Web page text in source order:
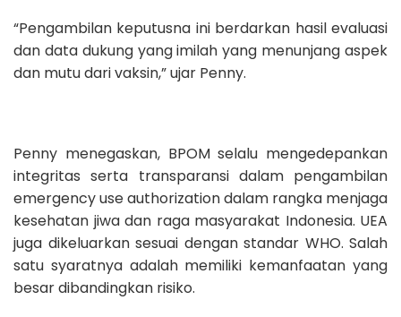
“Pengambilan keputusna ini berdarkan hasil evaluasi
dan data dukung yang imilah yang menunjang aspek
dan mutu dari vaksin,” ujar Penny.
Penny menegaskan, BPOM selalu mengedepankan
integritas serta transparansi dalam pengambilan
emergency use authorization dalam rangka menjaga
kesehatan jiwa dan raga masyarakat Indonesia. UEA
juga dikeluarkan sesuai dengan standar WHO. Salah
satu syaratnya adalah memiliki kemanfaatan yang
besar dibandingkan risiko.